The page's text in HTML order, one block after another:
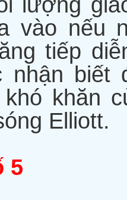
vào nếu
tiếp
nhận biết
khăn
Elliott.
5